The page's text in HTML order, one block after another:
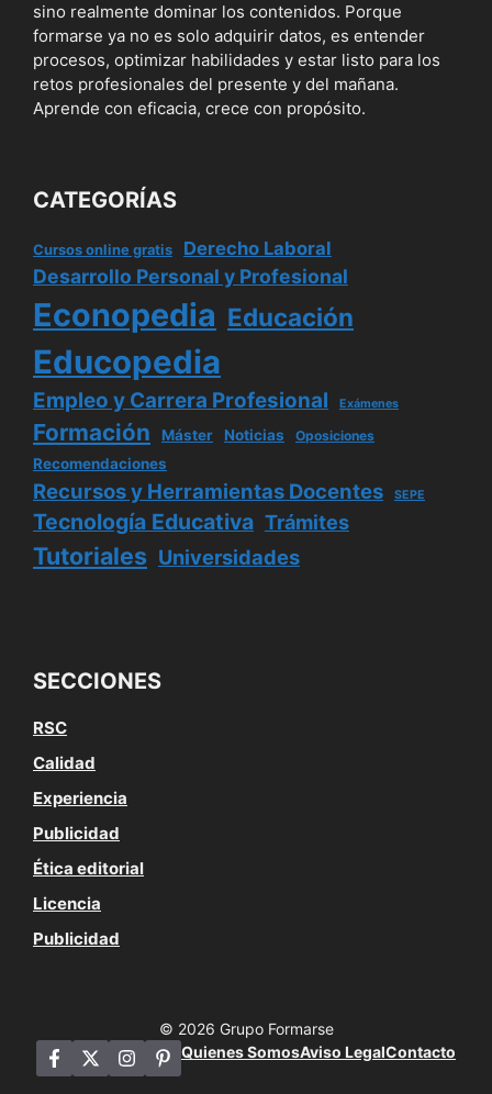
sino realmente dominar los contenidos. Porque
formarse ya no es solo adquirir datos, es entender
procesos, optimizar habilidades y estar listo para los
retos profesionales del presente y del mañana.
Aprende con eficacia, crece con propósito.
CATEGORÍAS
Cursos online gratis Derecho Laboral
Desarrollo Personal y Profesional
Econopedia Educación
Educopedia
Empleo y Carrera Profesional Exámenes
Formación Máster Noticias Oposiciones
Recomendaciones
Recursos y Herramientas Docentes SEPE
Tecnología Educativa Trámites
Tutoriales Universidades
SECCIONES
RSC
Calidad
Experiencia
Publicidad
Ética editorial
Licencia
Publicidad
© 2026 Grupo Formarse
Quienes SomosAviso LegalContacto